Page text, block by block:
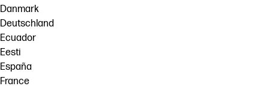
Danmark
Deutschland
Ecuador
Eesti
España
France